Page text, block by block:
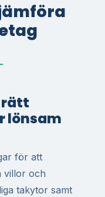
rätt
lönsam
för att
villor och
takytor samt